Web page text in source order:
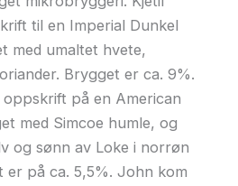
til en Imperial Dunkel
med umaltet hvete,
Brygget er ca. 9%.
oppskrift på en American
med Simcoe humle, og
og sønn av Loke i norrøn
er på ca. 5,5%. John kom